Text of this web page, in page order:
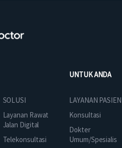
SOLUSI
Layanan Rawat
Jalan Digital
Telekonsultasi
UNTUK ANDA
LAYANAN PASIEN
Konsultasi
Dokter
Umum/Spesialis